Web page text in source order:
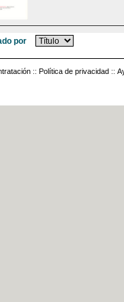
por
:: Política de privacidad ::